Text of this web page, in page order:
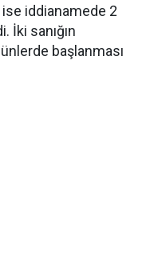
iddianamede 2
İki sanığın
başlanması